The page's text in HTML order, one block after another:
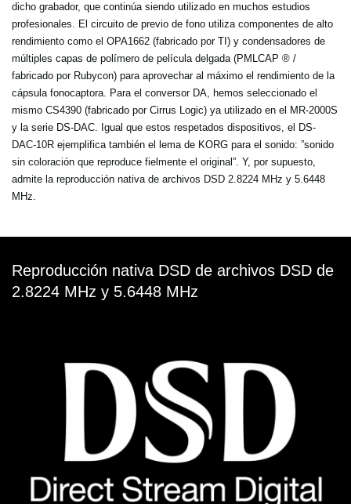
dicho grabador, que continúa siendo utilizado en muchos estudios
profesionales. El circuito de previo de fono utiliza componentes de alto
rendimiento como el OPA1662 (fabricado por TI) y condensadores de
múltiples capas de polímero de película delgada (PMLCAP ® /
fabricado por Rubycon) para aprovechar al máximo el rendimiento de la
cápsula fonocaptora. Para el conversor DA, hemos seleccionado el
mismo CS4390 (fabricado por Cirrus Logic) ya utilizado en el MR-2000S
y la serie DS-DAC. Igual que estos respetados dispositivos, el DS-
DAC-10R ejemplifica también el lema de KORG para el sonido: ”sonido
sin coloración que reproduce fielmente el original”. Y, por supuesto,
admite la reproducción nativa de archivos DSD 2.8224 MHz y 5.6448
MHz.
Reproducción nativa DSD de archivos DSD de
2.8224 MHz y 5.6448 MHz